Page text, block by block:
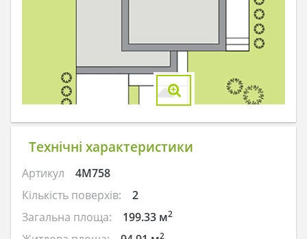
Технічні характеристики
Артикул
4M758
Кількість поверхів:
2
Загальна площа:
199.33 м2
2